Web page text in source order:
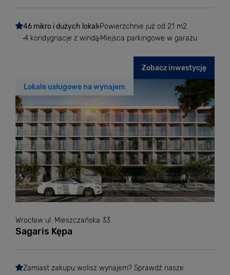
46 mikro i dużych lokali Powierzchnie już od 21 m2
4 kondygnacje z windą Miejsca parkingowe w garażu
Zobacz inwestycję
Lokale usługowe na wynajem
Wrocław ul. Mieszczańska 33
Sagaris Kępa
Zamiast zakupu wolisz wynajem? Sprawdź nasze